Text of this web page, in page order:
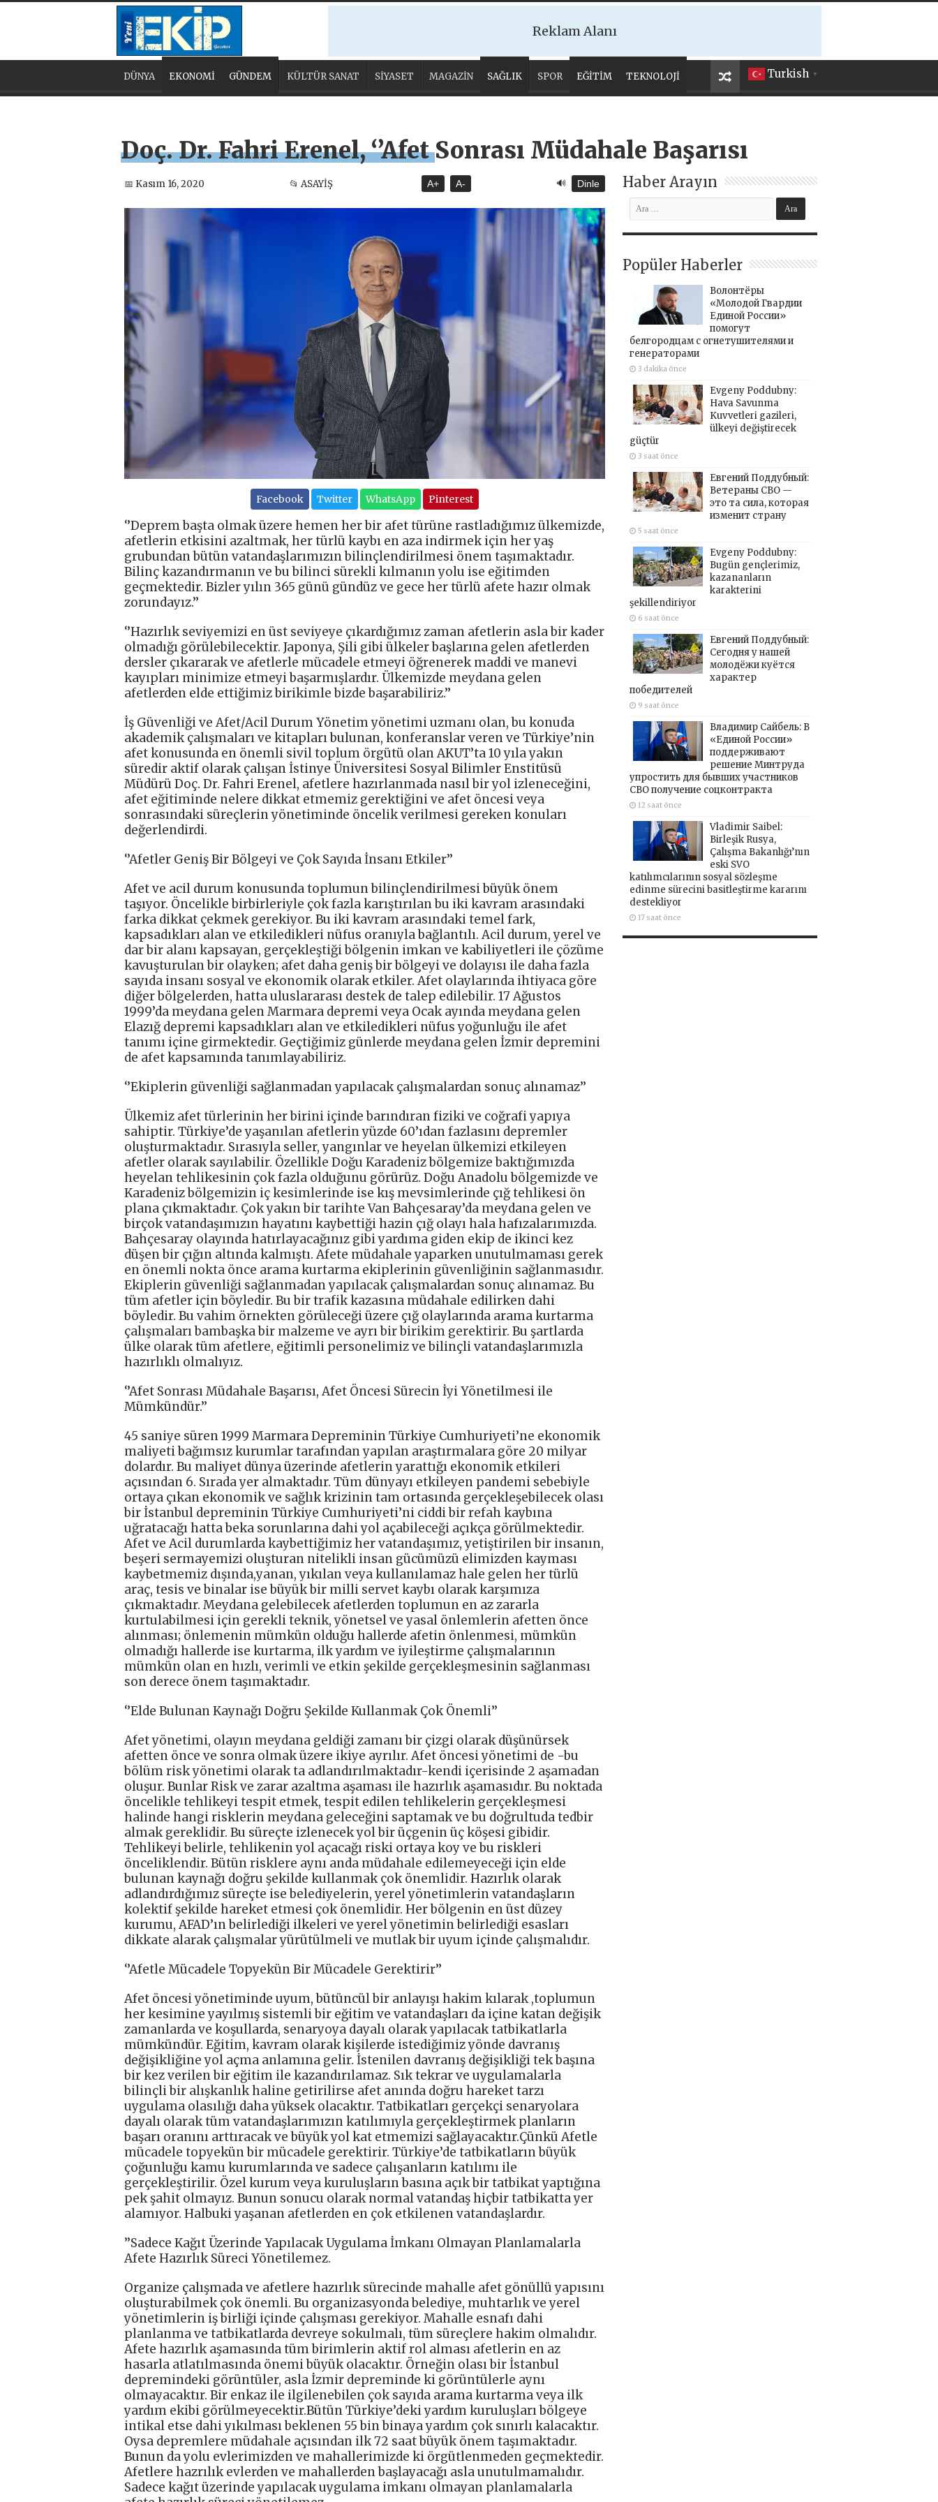
Reklam Alanı
Turkish ▼
DÜNYA EKONOMİ GÜNDEM KÜLTÜR SANAT SİYASET MAGAZİN SAĞLIK SPOR EĞİTİM TEKNOLOJİ
Doç. Dr. Fahri Erenel, ‘’Afet Sonrası Müdahale Başarısı
📅 Kasım 16, 2020 📂 ASAYİŞ A+ A- 🔊 Dinle
Facebook Twitter WhatsApp Pinterest
‘’Deprem başta olmak üzere hemen her bir afet türüne rastladığımız ülkemizde,
afetlerin etkisini azaltmak, her türlü kaybı en aza indirmek için her yaş
grubundan bütün vatandaşlarımızın bilinçlendirilmesi önem taşımaktadır.
Bilinç kazandırmanın ve bu bilinci sürekli kılmanın yolu ise eğitimden
geçmektedir. Bizler yılın 365 günü gündüz ve gece her türlü afete hazır olmak
zorundayız.’’
‘’Hazırlık seviyemizi en üst seviyeye çıkardığımız zaman afetlerin asla bir kader
olmadığı görülebilecektir. Japonya, Şili gibi ülkeler başlarına gelen afetlerden
dersler çıkararak ve afetlerle mücadele etmeyi öğrenerek maddi ve manevi
kayıpları minimize etmeyi başarmışlardır. Ülkemizde meydana gelen
afetlerden elde ettiğimiz birikimle bizde başarabiliriz.’’
İş Güvenliği ve Afet/Acil Durum Yönetim yönetimi uzmanı olan, bu konuda
akademik çalışmaları ve kitapları bulunan, konferanslar veren ve Türkiye’nin
afet konusunda en önemli sivil toplum örgütü olan AKUT’ta 10 yıla yakın
süredir aktif olarak çalışan İstinye Üniversitesi Sosyal Bilimler Enstitüsü
Müdürü Doç. Dr. Fahri Erenel, afetlere hazırlanmada nasıl bir yol izleneceğini,
afet eğitiminde nelere dikkat etmemiz gerektiğini ve afet öncesi veya
sonrasındaki süreçlerin yönetiminde öncelik verilmesi gereken konuları
değerlendirdi.
‘’Afetler Geniş Bir Bölgeyi ve Çok Sayıda İnsanı Etkiler’’
Afet ve acil durum konusunda toplumun bilinçlendirilmesi büyük önem
taşıyor. Öncelikle birbirleriyle çok fazla karıştırılan bu iki kavram arasındaki
farka dikkat çekmek gerekiyor. Bu iki kavram arasındaki temel fark,
kapsadıkları alan ve etkiledikleri nüfus oranıyla bağlantılı. Acil durum, yerel ve
dar bir alanı kapsayan, gerçekleştiği bölgenin imkan ve kabiliyetleri ile çözüme
kavuşturulan bir olayken; afet daha geniş bir bölgeyi ve dolayısı ile daha fazla
sayıda insanı sosyal ve ekonomik olarak etkiler. Afet olaylarında ihtiyaca göre
diğer bölgelerden, hatta uluslararası destek de talep edilebilir. 17 Ağustos
1999’da meydana gelen Marmara depremi veya Ocak ayında meydana gelen
Elazığ depremi kapsadıkları alan ve etkiledikleri nüfus yoğunluğu ile afet
tanımı içine girmektedir. Geçtiğimiz günlerde meydana gelen İzmir depremini
de afet kapsamında tanımlayabiliriz.
‘’Ekiplerin güvenliği sağlanmadan yapılacak çalışmalardan sonuç alınamaz’’
Ülkemiz afet türlerinin her birini içinde barındıran fiziki ve coğrafi yapıya
sahiptir. Türkiye’de yaşanılan afetlerin yüzde 60’ıdan fazlasını depremler
oluşturmaktadır. Sırasıyla seller, yangınlar ve heyelan ülkemizi etkileyen
afetler olarak sayılabilir. Özellikle Doğu Karadeniz bölgemize baktığımızda
heyelan tehlikesinin çok fazla olduğunu görürüz. Doğu Anadolu bölgemizde ve
Karadeniz bölgemizin iç kesimlerinde ise kış mevsimlerinde çığ tehlikesi ön
plana çıkmaktadır. Çok yakın bir tarihte Van Bahçesaray’da meydana gelen ve
birçok vatandaşımızın hayatını kaybettiği hazin çığ olayı hala hafızalarımızda.
Bahçesaray olayında hatırlayacağınız gibi yardıma giden ekip de ikinci kez
düşen bir çığın altında kalmıştı. Afete müdahale yaparken unutulmaması gerek
en önemli nokta önce arama kurtarma ekiplerinin güvenliğinin sağlanmasıdır.
Ekiplerin güvenliği sağlanmadan yapılacak çalışmalardan sonuç alınamaz. Bu
tüm afetler için böyledir. Bu bir trafik kazasına müdahale edilirken dahi
böyledir. Bu vahim örnekten görüleceği üzere çığ olaylarında arama kurtarma
çalışmaları bambaşka bir malzeme ve ayrı bir birikim gerektirir. Bu şartlarda
ülke olarak tüm afetlere, eğitimli personelimiz ve bilinçli vatandaşlarımızla
hazırlıklı olmalıyız.
‘’Afet Sonrası Müdahale Başarısı, Afet Öncesi Sürecin İyi Yönetilmesi ile
Mümkündür.’’
45 saniye süren 1999 Marmara Depreminin Türkiye Cumhuriyeti’ne ekonomik
maliyeti bağımsız kurumlar tarafından yapılan araştırmalara göre 20 milyar
dolardır. Bu maliyet dünya üzerinde afetlerin yarattığı ekonomik etkileri
açısından 6. Sırada yer almaktadır. Tüm dünyayı etkileyen pandemi sebebiyle
ortaya çıkan ekonomik ve sağlık krizinin tam ortasında gerçekleşebilecek olası
bir İstanbul depreminin Türkiye Cumhuriyeti’ni ciddi bir refah kaybına
uğratacağı hatta beka sorunlarına dahi yol açabileceği açıkça görülmektedir.
Afet ve Acil durumlarda kaybettiğimiz her vatandaşımız, yetiştirilen bir insanın,
beşeri sermayemizi oluşturan nitelikli insan gücümüzü elimizden kayması
kaybetmemiz dışında,yanan, yıkılan veya kullanılamaz hale gelen her türlü
araç, tesis ve binalar ise büyük bir milli servet kaybı olarak karşımıza
çıkmaktadır. Meydana gelebilecek afetlerden toplumun en az zararla
kurtulabilmesi için gerekli teknik, yönetsel ve yasal önlemlerin afetten önce
alınması; önlemenin mümkün olduğu hallerde afetin önlenmesi, mümkün
olmadığı hallerde ise kurtarma, ilk yardım ve iyileştirme çalışmalarının
mümkün olan en hızlı, verimli ve etkin şekilde gerçekleşmesinin sağlanması
son derece önem taşımaktadır.
‘’Elde Bulunan Kaynağı Doğru Şekilde Kullanmak Çok Önemli’’
Afet yönetimi, olayın meydana geldiği zamanı bir çizgi olarak düşünürsek
afetten önce ve sonra olmak üzere ikiye ayrılır. Afet öncesi yönetimi de -bu
bölüm risk yönetimi olarak ta adlandırılmaktadır-kendi içerisinde 2 aşamadan
oluşur. Bunlar Risk ve zarar azaltma aşaması ile hazırlık aşamasıdır. Bu noktada
öncelikle tehlikeyi tespit etmek, tespit edilen tehlikelerin gerçekleşmesi
halinde hangi risklerin meydana geleceğini saptamak ve bu doğrultuda tedbir
almak gereklidir. Bu süreçte izlenecek yol bir üçgenin üç köşesi gibidir.
Tehlikeyi belirle, tehlikenin yol açacağı riski ortaya koy ve bu riskleri
önceliklendir. Bütün risklere aynı anda müdahale edilemeyeceği için elde
bulunan kaynağı doğru şekilde kullanmak çok önemlidir. Hazırlık olarak
adlandırdığımız süreçte ise belediyelerin, yerel yönetimlerin vatandaşların
kolektif şekilde hareket etmesi çok önemlidir. Her bölgenin en üst düzey
kurumu, AFAD’ın belirlediği ilkeleri ve yerel yönetimin belirlediği esasları
dikkate alarak çalışmalar yürütülmeli ve mutlak bir uyum içinde çalışmalıdır.
‘’Afetle Mücadele Topyekün Bir Mücadele Gerektirir’’
Afet öncesi yönetiminde uyum, bütüncül bir anlayışı hakim kılarak ,toplumun
her kesimine yayılmış sistemli bir eğitim ve vatandaşları da içine katan değişik
zamanlarda ve koşullarda, senaryoya dayalı olarak yapılacak tatbikatlarla
mümkündür. Eğitim, kavram olarak kişilerde istediğimiz yönde davranış
değişikliğine yol açma anlamına gelir. İstenilen davranış değişikliği tek başına
bir kez verilen bir eğitim ile kazandırılamaz. Sık tekrar ve uygulamalarla
bilinçli bir alışkanlık haline getirilirse afet anında doğru hareket tarzı
uygulama olasılığı daha yüksek olacaktır. Tatbikatları gerçekçi senaryolara
dayalı olarak tüm vatandaşlarımızın katılımıyla gerçekleştirmek planların
başarı oranını arttıracak ve büyük yol kat etmemizi sağlayacaktır.Çünkü Afetle
mücadele topyekün bir mücadele gerektirir. Türkiye’de tatbikatların büyük
çoğunluğu kamu kurumlarında ve sadece çalışanların katılımı ile
gerçekleştirilir. Özel kurum veya kuruluşların basına açık bir tatbikat yaptığına
pek şahit olmayız. Bunun sonucu olarak normal vatandaş hiçbir tatbikatta yer
alamıyor. Halbuki yaşanan afetlerden en çok etkilenen vatandaşlardır.
’’Sadece Kağıt Üzerinde Yapılacak Uygulama İmkanı Olmayan Planlamalarla
Afete Hazırlık Süreci Yönetilemez.
Organize çalışmada ve afetlere hazırlık sürecinde mahalle afet gönüllü yapısını
oluşturabilmek çok önemli. Bu organizasyonda belediye, muhtarlık ve yerel
yönetimlerin iş birliği içinde çalışması gerekiyor. Mahalle esnafı dahi
planlanma ve tatbikatlarda devreye sokulmalı, tüm süreçlere hakim olmalıdır.
Afete hazırlık aşamasında tüm birimlerin aktif rol alması afetlerin en az
hasarla atlatılmasında önemi büyük olacaktır. Örneğin olası bir İstanbul
depremindeki görüntüler, asla İzmir depreminde ki görüntülerle aynı
olmayacaktır. Bir enkaz ile ilgilenebilen çok sayıda arama kurtarma veya ilk
yardım ekibi görülmeyecektir.Bütün Türkiye’deki yardım kuruluşları bölgeye
intikal etse dahi yıkılması beklenen 55 bin binaya yardım çok sınırlı kalacaktır.
Oysa depremlere müdahale açısından ilk 72 saat büyük önem taşımaktadır.
Bunun da yolu evlerimizden ve mahallerimizde ki örgütlenmeden geçmektedir.
Afetlere hazrılık evlerden ve mahallerden başlayacağı asla unutulmamalıdır.
Sadece kağıt üzerinde yapılacak uygulama imkanı olmayan planlamalarla
Haber Arayın
Popüler Haberler
Волонтёры
«Молодой Гвардии
Единой России»
помогут
белгородцам с огнетушителями и
генераторами
3 dakika önce
Evgeny Poddubny:
Hava Savunma
Kuvvetleri gazileri,
ülkeyi değiştirecek
güçtür
3 saat önce
Евгений Поддубный:
Ветераны СВО —
это та сила, которая
изменит страну
5 saat önce
Evgeny Poddubny:
Bugün gençlerimiz,
kazananların
karakterini
şekillendiriyor
6 saat önce
Евгений Поддубный:
Сегодня у нашей
молодёжи куётся
характер
победителей
9 saat önce
Владимир Сайбель: В
«Единой России»
поддерживают
решение Минтруда
упростить для бывших участников
СВО получение соцконтракта
12 saat önce
Vladimir Saibel:
Birleşik Rusya,
Çalışma Bakanlığı’nın
eski SVO
katılımcılarının sosyal sözleşme
edinme sürecini basitleştirme kararını
destekliyor
17 saat önce